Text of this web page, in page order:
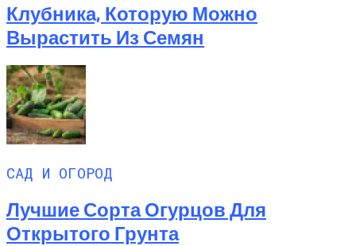
Клубника, Которую Можно
Вырастить Из Семян
САД И ОГОРОД
Лучшие Сорта Огурцов Для
Открытого Грунта